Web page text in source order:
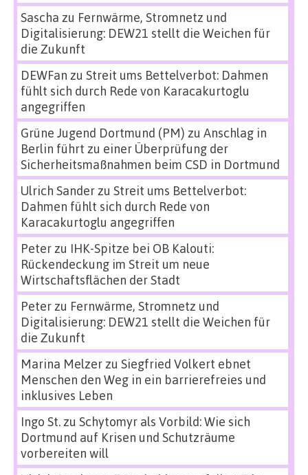
Sascha zu Fernwärme, Stromnetz und
Digitalisierung: DEW21 stellt die Weichen für
die Zukunft
DEWFan zu Streit ums Bettelverbot: Dahmen
fühlt sich durch Rede von Karacakurtoglu
angegriffen
Grüne Jugend Dortmund (PM) zu Anschlag in
Berlin führt zu einer Überprüfung der
Sicherheitsmaßnahmen beim CSD in Dortmund
Ulrich Sanderzu Streit ums Bettelverbot:
Dahmen fühlt sich durch Rede von
Karacakurtoglu angegriffen
Peterzu IHK-Spitze bei OB Kalouti:
Rückendeckung im Streit um neue
Wirtschaftsflächen der Stadt
Peterzu Fernwärme, Stromnetz und
Digitalisierung: DEW21 stellt die Weichen für
die Zukunft
Marina Melzerzu Siegfried Volkert ebnet
Menschen den Weg in ein barrierefreies und
inklusives Leben
Ingo St.zu Schytomyr als Vorbild: Wie sich
Dortmund auf Krisen und Schutzräume
vorbereiten will